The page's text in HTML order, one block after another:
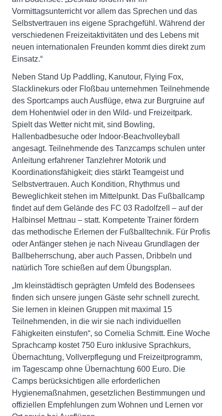
Vormittagsunterricht vor allem das Sprechen und das
Selbstvertrauen ins eigene Sprachgefühl. Während der
verschiedenen Freizeitaktivitäten und des Lebens mit
neuen internationalen Freunden kommt dies direkt zum
Einsatz.“
Neben Stand Up Paddling, Kanutour, Flying Fox,
Slacklinekurs oder Floßbau unternehmen Teilnehmende
des Sportcamps auch Ausflüge, etwa zur Burgruine auf
dem Hohentwiel oder in den Wild- und Freizeitpark.
Spielt das Wetter nicht mit, sind Bowling,
Hallenbadbesuche oder Indoor-Beachvolleyball
angesagt. Teilnehmende des Tanzcamps schulen unter
Anleitung erfahrener Tanzlehrer Motorik und
Koordinationsfähigkeit; dies stärkt Teamgeist und
Selbstvertrauen. Auch Kondition, Rhythmus und
Beweglichkeit stehen im Mittelpunkt. Das Fußballcamp
findet auf dem Gelände des FC 03 Radolfzell – auf der
Halbinsel Mettnau – statt. Kompetente Trainer fördern
das methodische Erlernen der Fußballtechnik. Für Profis
oder Anfänger stehen je nach Niveau Grundlagen der
Ballbeherrschung, aber auch Passen, Dribbeln und
natürlich Tore schießen auf dem Übungsplan.
„Im kleinstädtisch geprägten Umfeld des Bodensees
finden sich unsere jungen Gäste sehr schnell zurecht.
Sie lernen in kleinen Gruppen mit maximal 15
Teilnehmenden, in die wir sie nach individuellen
Fähigkeiten einstufen“, so Cornelia Schmitt. Eine Woche
Sprachcamp kostet 750 Euro inklusive Sprachkurs,
Übernachtung, Vollverpflegung und Freizeitprogramm,
im Tagescamp ohne Übernachtung 600 Euro. Die
Camps berücksichtigen alle erforderlichen
Hygienemaßnahmen, gesetzlichen Bestimmungen und
offiziellen Empfehlungen zum Wohnen und Lernen vor